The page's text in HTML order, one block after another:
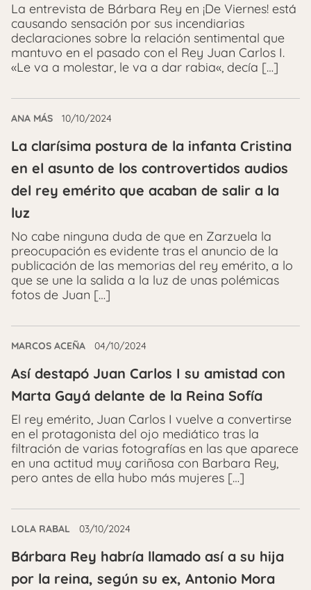
La entrevista de Bárbara Rey en ¡De Viernes! está
causando sensación por sus incendiarias
declaraciones sobre la relación sentimental que
mantuvo en el pasado con el Rey Juan Carlos I.
«Le va a molestar, le va a dar rabia«, decía […]
ANA MÁS 10/10/2024
La clarísima postura de la infanta Cristina
en el asunto de los controvertidos audios
del rey emérito que acaban de salir a la
luz
No cabe ninguna duda de que en Zarzuela la
preocupación es evidente tras el anuncio de la
publicación de las memorias del rey emérito, a lo
que se une la salida a la luz de unas polémicas
fotos de Juan […]
MARCOS ACEÑA 04/10/2024
Así destapó Juan Carlos I su amistad con
Marta Gayá delante de la Reina Sofía
El rey emérito, Juan Carlos I vuelve a convertirse
en el protagonista del ojo mediático tras la
filtración de varias fotografías en las que aparece
en una actitud muy cariñosa con Barbara Rey,
pero antes de ella hubo más mujeres […]
LOLA RABAL 03/10/2024
Bárbara Rey habría llamado así a su hija
por la reina, según su ex, Antonio Mora